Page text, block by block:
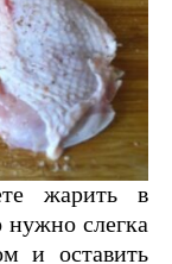
жарить в
слегка
и оставить